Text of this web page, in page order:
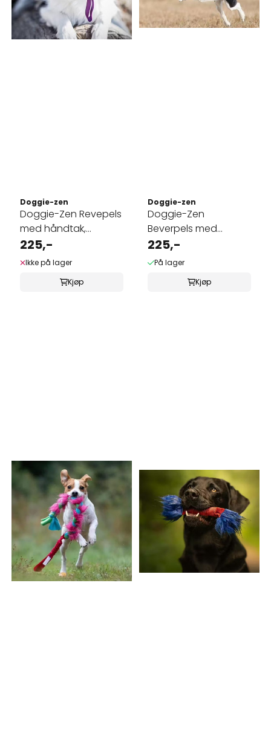
Doggie-zen
Doggie-Zen Revepels
med håndtak,
lommeformat
225,-
Ikke på lager
Kjøp
Doggie-zen
Doggie-Zen
Beverpels med
håndtak,
lommeformat
225,-
På lager
Kjøp